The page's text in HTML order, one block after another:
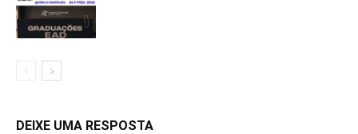
DEIXE UMA RESPOSTA